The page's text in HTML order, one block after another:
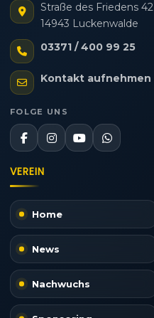
Straße des Friedens 42
14943 Luckenwalde
03371 / 400 99 25
Kontakt aufnehmen
FOLGE UNS
VEREIN
Home
News
Nachwuchs